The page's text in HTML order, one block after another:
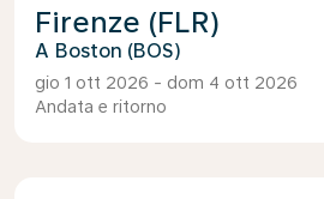
Firenze (FLR)
Boston (BOS)
gio 1 ott 2026 - dom 4 ott 2026
Andata e ritorno